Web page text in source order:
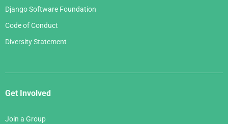
Django Software Foundation
Code of Conduct
Diversity Statement
Get Involved
Join a Group